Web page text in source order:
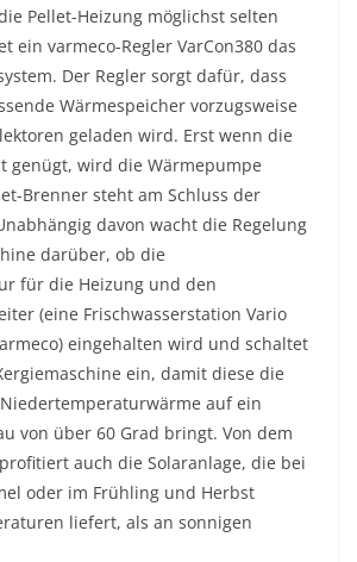
Pellet-Heizung möglichst selten
ein varmeco-Regler VarCon380 das
Der Regler sorgt dafür, dass
Wärmespeicher vorzugsweise
geladen wird. Erst wenn die
genügt, wird die Wärmepumpe
Brenner steht am Schluss der
davon wacht die Regelung
darüber, ob die
für die Heizung und den
(eine Frischwasserstation Vario
eingehalten wird und schaltet
ein, damit diese die
auf ein
von über 60 Grad bringt. Von dem
auch die Solaranlage, die bei
oder im Frühling und Herbst
liefert, als an sonnigen